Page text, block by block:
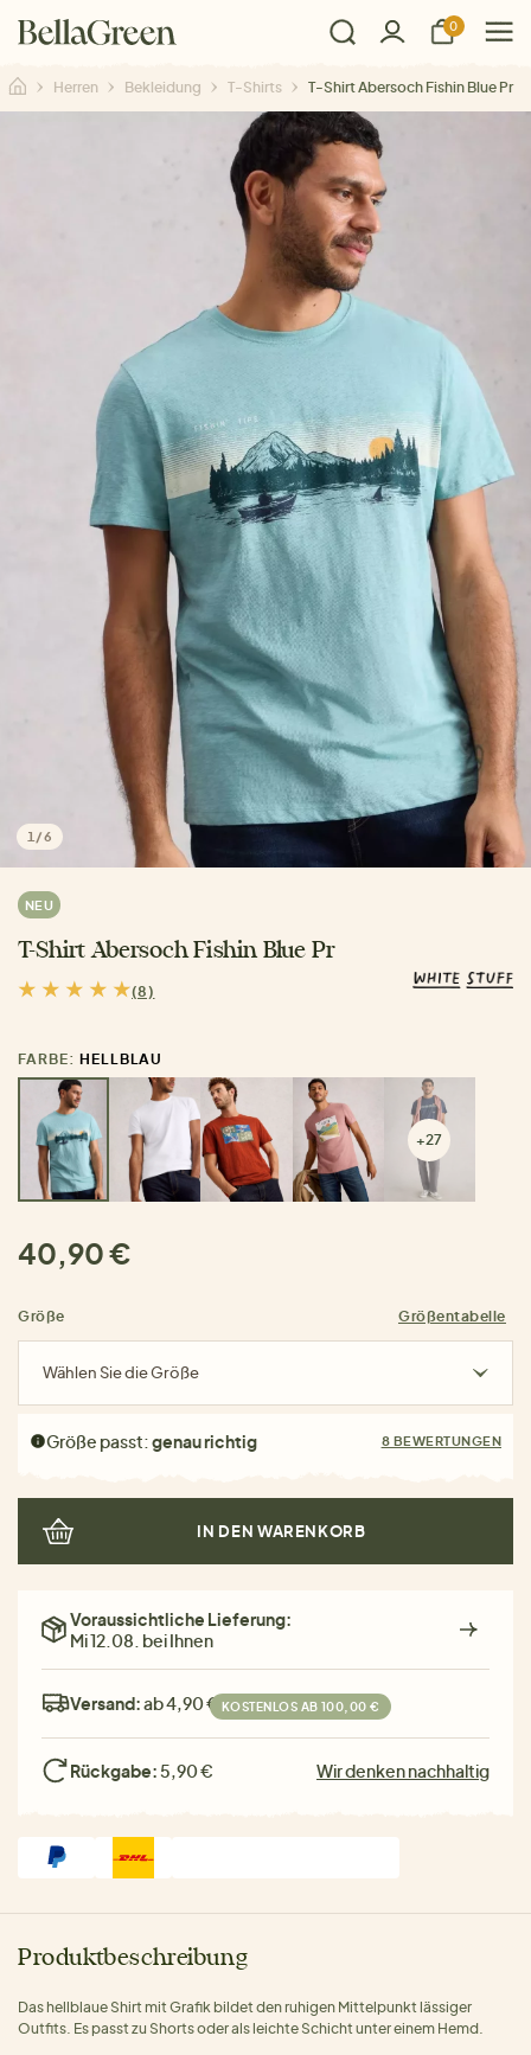
0
Herren Bekleidung T-Shirts T-Shirt Abersoch Fishin Blue Pr
1 /6
NEU
T-Shirt Abersoch Fishin Blue Pr
(8)
FARBE: HELLBLAU
+27
40,90 €
Größe Größentabelle
Wählen Sie die Größe
Größe passt:genau richtig 8 BEWERTUNGEN
IN DEN WARENKORB
Voraussichtliche Lieferung:
Mi 12.08. bei Ihnen
Versand:ab 4,90 € KOSTENLOS AB 100,00 €
Rückgabe: 5,90 € Wir denken nachhaltig
Produktbeschreibung
Das hellblaue Shirt mit Grafik bildet den ruhigen Mittelpunkt lässiger
Outfits. Es passt zu Shorts oder als leichte Schicht unter einem Hemd.